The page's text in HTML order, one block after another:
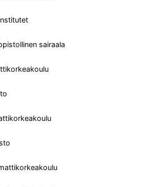
sairaala